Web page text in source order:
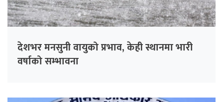
देशभर मनसुनी वायुको प्रभाव, केही स्थानमा भारी
वर्षाको सम्भावना